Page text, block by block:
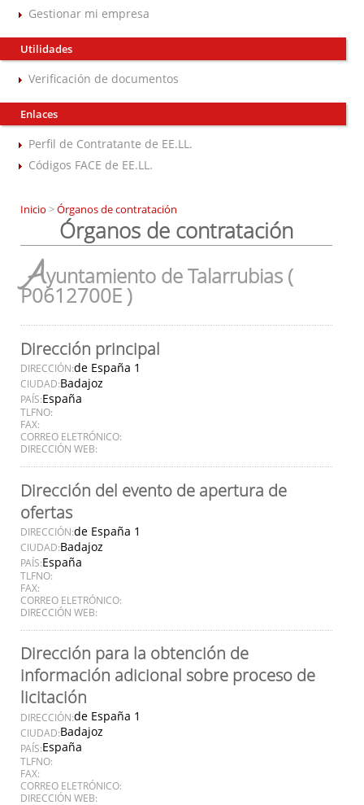
Gestionar mi empresa
Utilidades
Verificación de documentos
Enlaces
Perfil de Contratante de EE.LL.
Códigos FACE de EE.LL.
Inicio >Órganos de contratación
Órganos de contratación
Ayuntamiento de Talarrubias (
P0612700E )
Dirección principal
DIRECCIÓN:de España 1
CIUDAD:Badajoz
PAÍS:España
TLFNO:
FAX:
CORREO ELETRÓNICO:
DIRECCIÓN WEB:
Dirección del evento de apertura de
ofertas
DIRECCIÓN:de España 1
CIUDAD:Badajoz
PAÍS:España
TLFNO:
FAX:
CORREO ELETRÓNICO:
DIRECCIÓN WEB:
Dirección para la obtención de
información adicional sobre proceso de
licitación
DIRECCIÓN:de España 1
CIUDAD:Badajoz
PAÍS:España
TLFNO:
FAX:
CORREO ELETRÓNICO:
DIRECCIÓN WEB: